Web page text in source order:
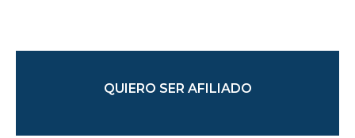
QUIERO SER AFILIADO